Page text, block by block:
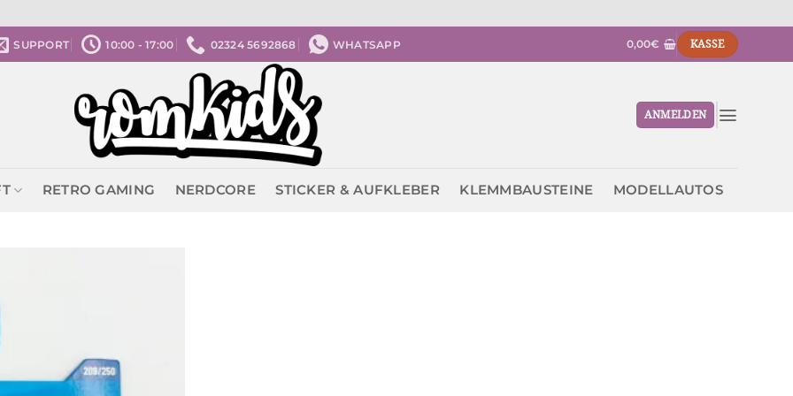
SUPPORT 10:00 - 17:00 02324 5692868 WHATSAPP 0,00€ KASSE
ANMELDEN
RETRO GAMING NERDCORE STICKER & AUFKLEBER KLEMMBAUSTEINE MODELLAUTOS